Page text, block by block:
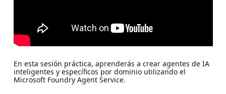
En esta sesión práctica, aprenderás a crear agentes de IA
inteligentes y específicos por dominio utilizando el
Microsoft Foundry Agent Service.